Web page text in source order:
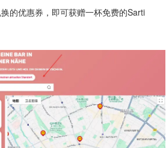
的优惠券，即可获赠一杯免费的Sarti